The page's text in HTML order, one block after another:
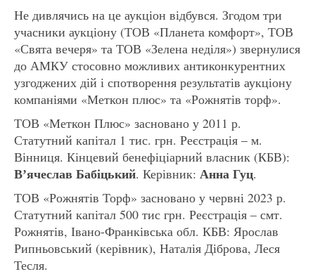
Не дивлячись на це аукціон відбувся. Згодом три
учасники аукціону (ТОВ «Планета комфорт», ТОВ
«Свята вечеря» та ТОВ «Зелена неділя») звернулися
до АМКУ стосовно можливих антиконкурентних
узгоджених дій і спотворення результатів аукціону
компаніями «Меткон плюс» та «Рожнятів торф».
ТОВ «Меткон Плюс» засновано у 2011 р.
Статутний капітал 1 тис. грн. Реєстрація – м.
Вінниця. Кінцевий бенефіціарний власник (КБВ):
Вʼячеслав Бабіцький. Керівник: Анна Гуц.
ТОВ «Рожнятів Торф» засновано у червні 2023 р.
Статутний капітал 500 тис грн. Реєстрація – смт.
Рожнятів, Івано-Франківська обл. КБВ: Ярослав
Рипньовський (керівник), Наталія Діброва, Леся
Тесля.